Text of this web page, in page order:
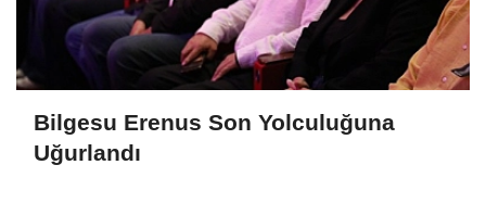
Bilgesu Erenus Son Yolculuğuna
Uğurlandı